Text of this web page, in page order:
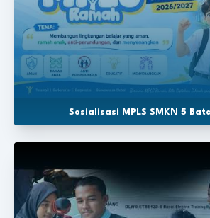
Sosialisasi MPLS SMKN 5